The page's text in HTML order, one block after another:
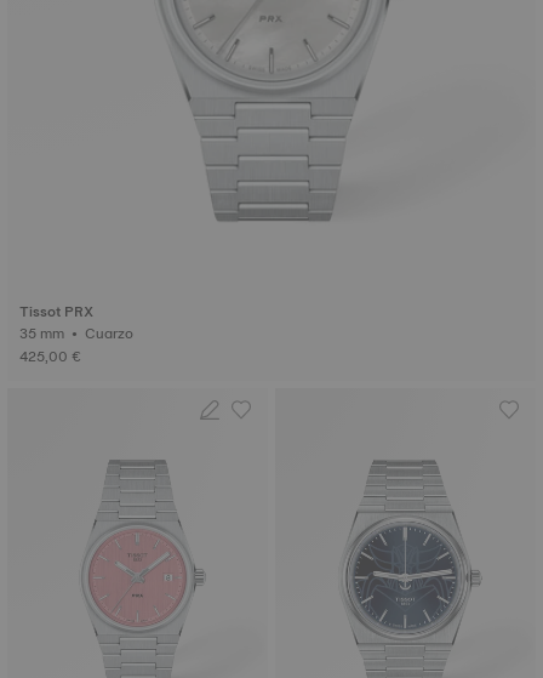
Tissot PRX
35 mm • Cuarzo
425,00 €